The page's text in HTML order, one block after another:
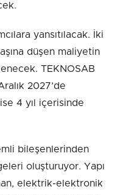
yansıtılacak. İki
düşen maliyetin
TEKNOSAB
2027’de
4 yıl içerisinde
bileşenlerinden
oluşturuyor. Yapı
elektrik-elektronik